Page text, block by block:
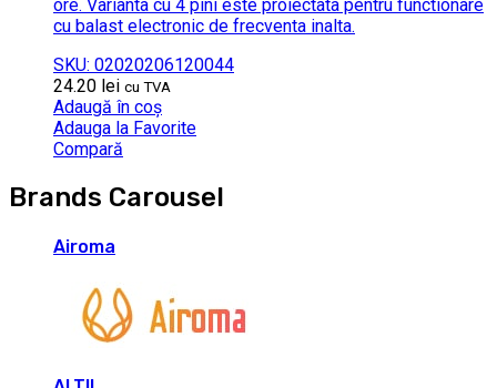
ore. Varianta cu 4 pini este proiectata pentru functionare
cu balast electronic de frecventa inalta.
SKU: 02020206120044
24.20 lei cu TVA
Adaugă în coș
Adauga la Favorite
Compară
Brands Carousel
Airoma